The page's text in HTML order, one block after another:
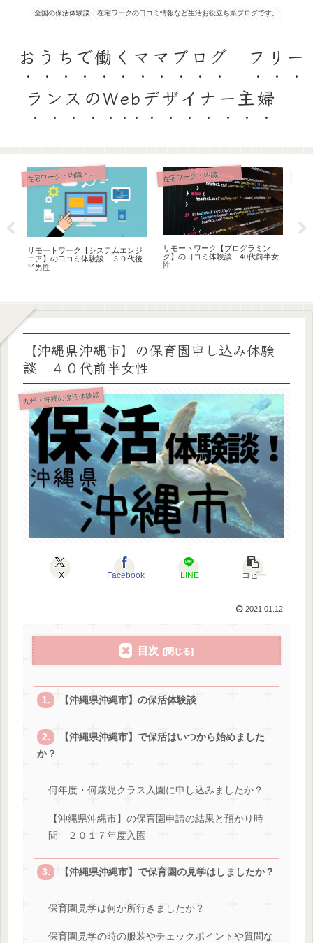
全国の保活体験談・在宅ワークの口コミ情報など生活お役立ち系ブログです。
おうちで働くママブログ フリー
ランスのWebデザイナー主婦
在 宅ワーク・内職・リモート
リモートワーク【システムエンジ
ニア】の口コミ体験談 ３０代後
半男性
在 宅ワーク・内職・リモート
リモートワーク【プログラミン
グ】の口コミ体験談 40代前半女
性
【沖縄県沖縄市】の保育園申し込み体験
談 ４０代前半女性
九州・沖縄の保活体験談
X Facebook LINE コピー
2021.01.12
目次
【沖縄県沖縄市】の保活体験談
【沖縄県沖縄市】で保活はいつから始めました
か？
何年度・何歳児クラス入園に申し込みましたか？
【沖縄県沖縄市】の保育園申請の結果と預かり時
間 ２０１７年度入園
【沖縄県沖縄市】で保育園の見学はしましたか？
保育園見学は何か所行きましたか？
保育園見学の時の服装やチェックポイントや質問な